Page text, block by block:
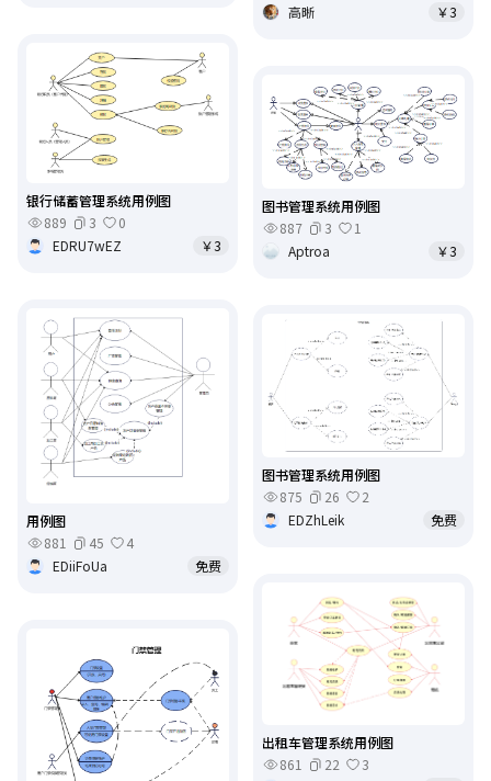
高晰
￥3
银行储蓄管理系统用例图
889
3
0
EDRU7wEZ
￥3
图书管理系统用例图
887
3
1
Aptroa
￥3
用例图
881
45
4
EDiiFoUa
免费
图书管理系统用例图
875
26
2
EDZhLeik
免费
出租车管理系统用例图
861
22
3